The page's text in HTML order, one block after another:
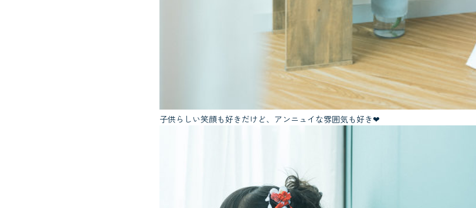
子供らしい笑顔も好きだけど、アンニュイな雰囲気も好き❤